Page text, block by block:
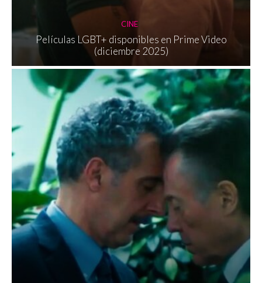
CINE
Películas LGBT+ disponibles en Prime Video
(diciembre 2025)